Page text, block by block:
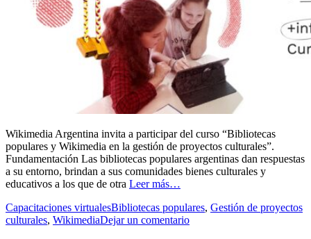
Wikimedia Argentina invita a participar del curso “Bibliotecas
populares y Wikimedia en la gestión de proyectos culturales”.
Fundamentación Las bibliotecas populares argentinas dan respuestas
a su entorno, brindan a sus comunidades bienes culturales y
educativos a los que de otra Leer más…
Capacitaciones virtualesBibliotecas populares, Gestión de proyectos
culturales, WikimediaDejar un comentario